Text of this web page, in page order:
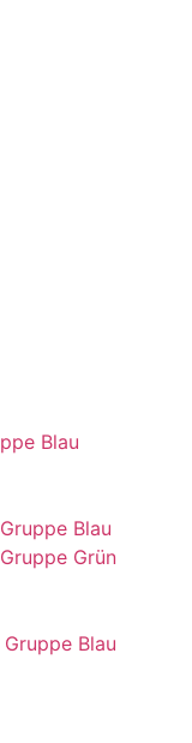
Blau
Blau
Grün
Gruppe Blau